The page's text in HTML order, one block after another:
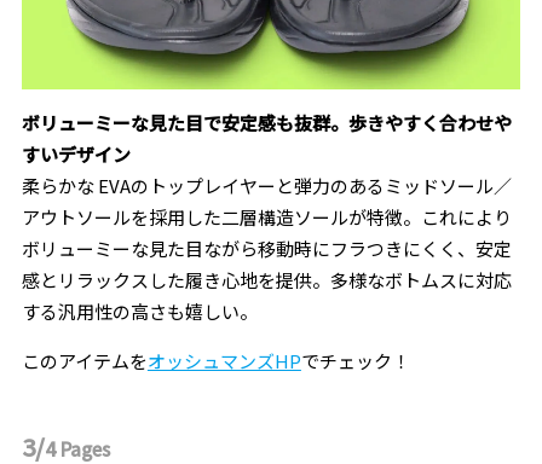
ボリューミーな見た目で安定感も抜群。歩きやすく合わせや
すいデザイン
柔らかな EVAのトップレイヤーと弾力のあるミッドソール／
アウトソールを採用した二層構造ソールが特徴。これにより
ボリューミーな見た目ながら移動時にフラつきにくく、安定
感とリラックスした履き心地を提供。多様なボトムスに対応
する汎用性の高さも嬉しい。
このアイテムをオッシュマンズHPでチェック！
3/4Pages